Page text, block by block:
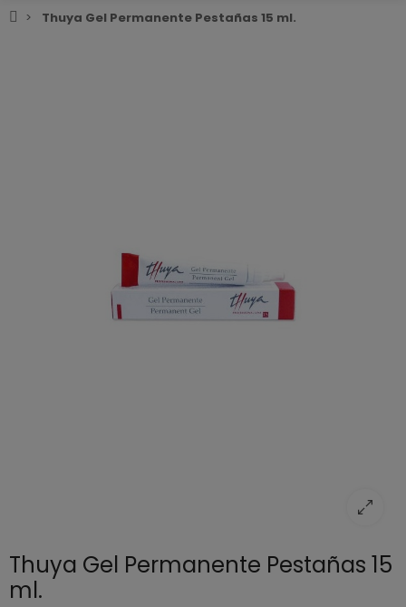
Thuya Gel Permanente Pestañas 15 ml.
Thuya Gel Permanente Pestañas 15
ml.